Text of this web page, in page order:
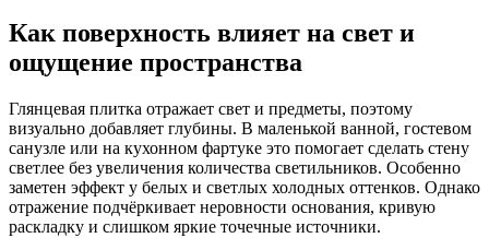
Как поверхность влияет на свет и
ощущение пространства
Глянцевая плитка отражает свет и предметы, поэтому
визуально добавляет глубины. В маленькой ванной, гостевом
санузле или на кухонном фартуке это помогает сделать стену
светлее без увеличения количества светильников. Особенно
заметен эффект у белых и светлых холодных оттенков. Однако
отражение подчёркивает неровности основания, кривую
раскладку и слишком яркие точечные источники.